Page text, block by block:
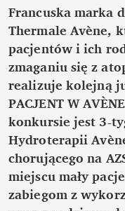
Francuska marka
Thermale Avène,
pacjentów i ich
zmaganiu się z
realizuje kolejną
PACJENT W
konkursie jest 3-
Hydroterapii
chorującego na
miejscu mały
zabiegom z